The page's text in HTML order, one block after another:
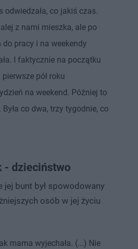
odwiedzała, co jakiś czas.
z nami mieszka, ale po
pracy i na weekendy
I faktycznie na początku
pół roku
na weekend. Później to
Była co dwa, trzy tygodnie, co
- dzieciństwo
jej bunt był spowodowany
osób w jej życiu
mama wyjechała. (...) Nie